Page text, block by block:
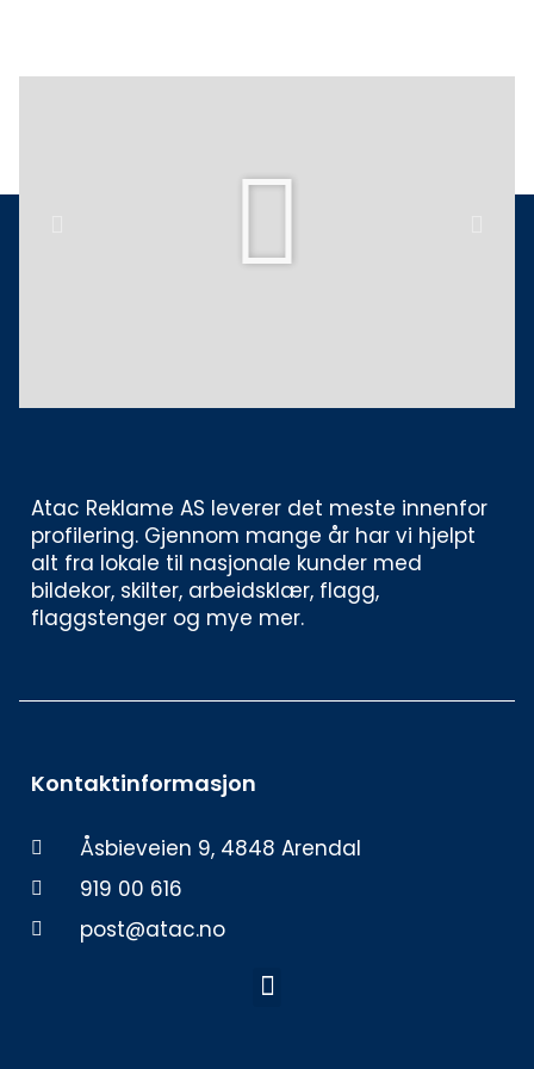
Atac Reklame AS leverer det meste innenfor
profilering. Gjennom mange år har vi hjelpt
alt fra lokale til nasjonale kunder med
bildekor, skilter, arbeidsklær, flagg,
flaggstenger og mye mer.
Kontaktinformasjon
Åsbieveien 9, 4848 Arendal
919 00 616
post@atac.no
Meny